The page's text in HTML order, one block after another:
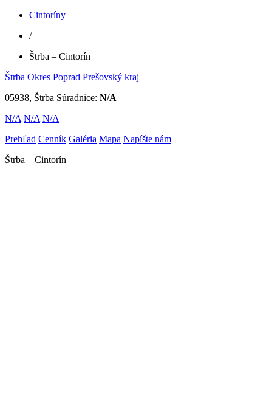
Cintoríny
/
Štrba – Cintorín
Štrba Okres Poprad Prešovský kraj
05938, Štrba Súradnice: N/A
N/A N/A N/A
Prehľad Cenník Galéria Mapa Napíšte nám
Štrba – Cintorín